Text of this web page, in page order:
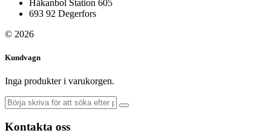
Håkanbol Station 605
693 92 Degerfors
© 2026
Kundvagn
Inga produkter i varukorgen.
Kontakta oss